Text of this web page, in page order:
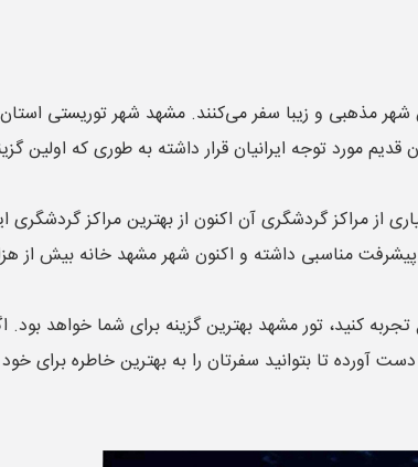
شهر مذهبی و زیبا سفر می‌کنند. مشهد شهر توریستی
توجه ایرانیان قرار داشته به طوری که اولین
از مراکز گردشگری آن اکنون از بهترین مراکز
مناسبی داشته و اکنون شهر مشهد خانه بیش از
کنید، تور مشهد بهترین گزینه برای شما خواهد بود.
آورده تا بتوانید سفرتان را به بهترین خاطره برای